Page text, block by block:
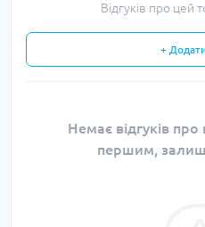
Відгуків про цей
+
Немає відгуків
першим,